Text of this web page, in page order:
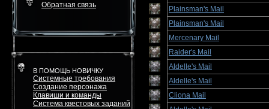
Обратная связь
В ПОМОЩЬ НОВИЧКУ
Системные требования
Создание персонажа
Клавиши и команды
Система квестовых заданий
Plainsman's Mail
Plainsman's Mail
Mercenary Mail
Raider's Mail
Aldelle's Mail
Aldelle's Mail
Cliona Mail